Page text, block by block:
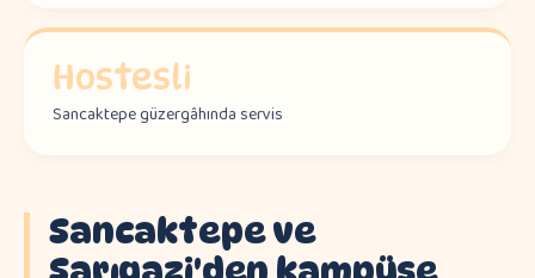
Hostesli
Sancaktepe güzergâhında servis
Sancaktepe ve